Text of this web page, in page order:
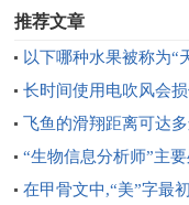
推荐文章
以下哪种水果被称为“
蚂蚁庄园课堂今天答案
长时间使用电吹风会
飞鱼的滑翔距离可达
“生物信息分析师”主
答案
在甲骨文中,“美”字最